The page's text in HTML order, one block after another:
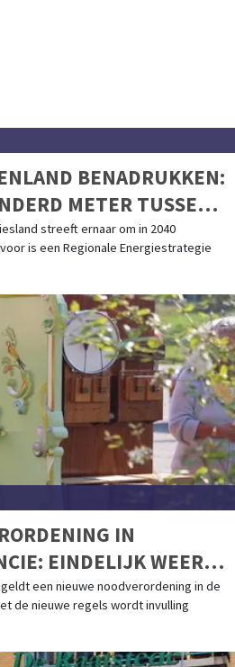
BENADRUKKEN:
METER TUSSEN
streeft ernaar om in 2040
is een Regionale Energiestrategie
IN
EINDELIJK WEER
EN OMA
geldt een nieuwe noodverordening in de
de nieuwe regels wordt invulling